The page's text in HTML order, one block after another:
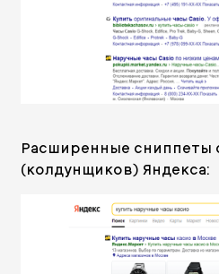
Расширенные сниппеты
(колдунщиков) Яндекса: